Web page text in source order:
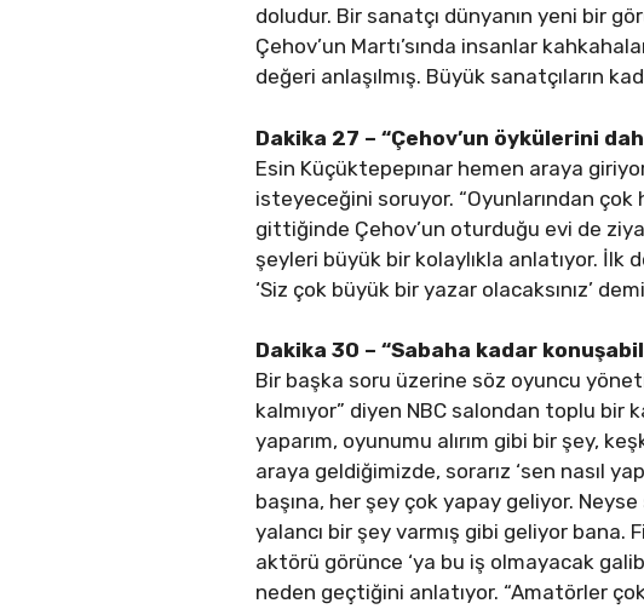
doludur. Bir sanatçı dünyanın yeni bir
Çehov’un Martı’sında insanlar
değeri anlaşılmış. Büyük sanatçıların
Dakika 27 – “Çehov’un öykülerini
Esin Küçüktepepınar hemen araya
isteyeceğini soruyor. “Oyunlarından
gittiğinde Çehov’un oturduğu evi de
şeyleri büyük bir kolaylıkla anlatıyor. İlk
‘Siz çok büyük bir yazar olacaksınız’
Dakika 30 – “Sabaha kadar
Bir başka soru üzerine söz oyuncu
kalmıyor” diyen NBC salondan toplu bir
yaparım, oyunumu alırım gibi bir şey,
araya geldiğimizde, sorarız ‘sen nasıl
başına, her şey çok yapay geliyor.
yalancı bir şey varmış gibi geliyor bana.
aktörü görünce ‘ya bu iş olmayacak
neden geçtiğini anlatıyor. “Amatörler